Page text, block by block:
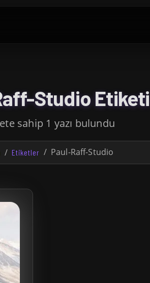
Studio Etiketi
sahip 1 yazı bulundu
Etiketler Paul-Raff-Studio